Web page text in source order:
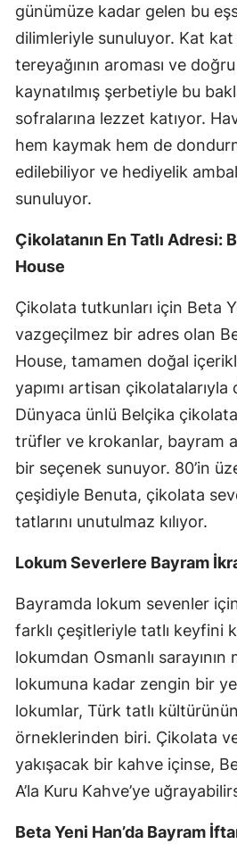
günümüze kadar gelen bu
dilimleriyle sunuluyor. Kat kat
tereyağının aroması ve
kaynatılmış şerbetiyle bu
sofralarına lezzet katıyor.
hem kaymak hem de
edilebiliyor ve hediyelik
sunuluyor.
Çikolatanın En Tatlı Adresi:
House
Çikolata tutkunları için Beta
vazgeçilmez bir adres olan
House, tamamen doğal
yapımı artisan
Dünyaca ünlü Belçika
trüfler ve krokanlar, bayram
bir seçenek sunuyor. 80’in
çeşidiyle Benuta, çikolata
tatlarını unutulmaz kılıyor.
Lokum Severlere Bayram
Bayramda lokum sevenler
farklı çeşitleriyle tatlı keyfini
lokumdan Osmanlı
lokumuna kadar zengin bir
lokumlar, Türk tatlı
örneklerinden biri. Çikolata
yakışacak bir kahve içinse,
A’la Kuru Kahve’ye
Beta Yeni Han’da Bayram